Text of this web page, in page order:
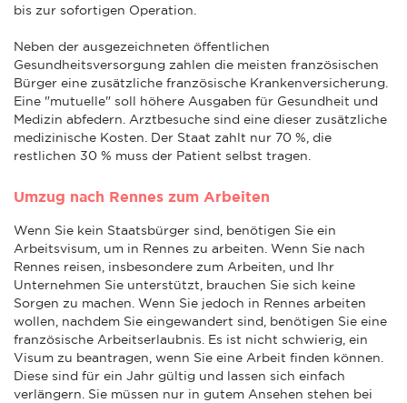
bis zur sofortigen Operation.
Neben der ausgezeichneten öffentlichen
Gesundheitsversorgung zahlen die meisten französischen
Bürger eine zusätzliche französische Krankenversicherung.
Eine "mutuelle" soll höhere Ausgaben für Gesundheit und
Medizin abfedern. Arztbesuche sind eine dieser zusätzliche
medizinische Kosten. Der Staat zahlt nur 70 %, die
restlichen 30 % muss der Patient selbst tragen.
Umzug nach Rennes zum Arbeiten
Wenn Sie kein Staatsbürger sind, benötigen Sie ein
Arbeitsvisum, um in Rennes zu arbeiten. Wenn Sie nach
Rennes reisen, insbesondere zum Arbeiten, und Ihr
Unternehmen Sie unterstützt, brauchen Sie sich keine
Sorgen zu machen. Wenn Sie jedoch in Rennes arbeiten
wollen, nachdem Sie eingewandert sind, benötigen Sie eine
französische Arbeitserlaubnis. Es ist nicht schwierig, ein
Visum zu beantragen, wenn Sie eine Arbeit finden können.
Diese sind für ein Jahr gültig und lassen sich einfach
verlängern. Sie müssen nur in gutem Ansehen stehen bei